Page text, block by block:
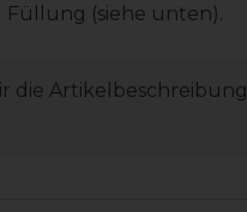
Füllung (siehe unten).
die Artikelbeschreibung